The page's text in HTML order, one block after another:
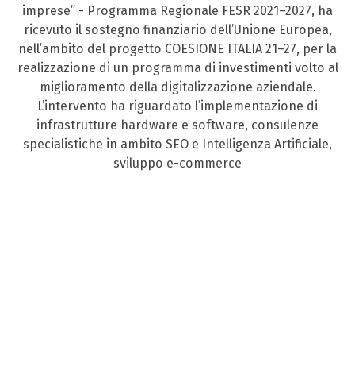
imprese” - Programma Regionale FESR 2021–2027, ha
ricevuto il sostegno finanziario dell’Unione Europea,
nell’ambito del progetto COESIONE ITALIA 21–27, per la
realizzazione di un programma di investimenti volto al
miglioramento della digitalizzazione aziendale.
L’intervento ha riguardato l’implementazione di
infrastrutture hardware e software, consulenze
specialistiche in ambito SEO e Intelligenza Artificiale,
sviluppo e-commerce